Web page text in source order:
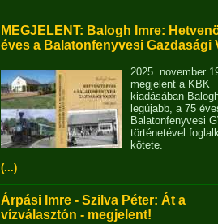
MEGJELENT: Balogh Imre:
éves a Balatonfenyvesi Gazdasági
2025. november
megjelent a KBK
kiadásában
legújabb, a 75
Balatonfenyvesi
történetével
kötete.
(...)
Árpási Imre - Szilva Péter: Át a
vízválasztón - megjelent!